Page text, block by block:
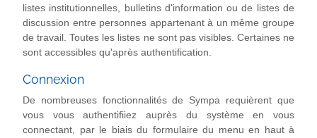
listes institutionnelles, bulletins d'information ou de listes de
discussion entre personnes appartenant à un même groupe
de travail. Toutes les listes ne sont pas visibles. Certaines ne
sont accessibles qu'après authentification.
Connexion
De nombreuses fonctionnalités de Sympa requièrent que
vous vous authentifiiez auprès du système en vous
connectant, par le biais du formulaire du menu en haut à